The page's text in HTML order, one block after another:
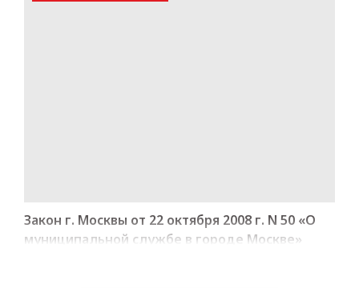
Закон г. Москвы от 22 октября 2008 г. N 50 «О
муниципальной службе в городе Москве»